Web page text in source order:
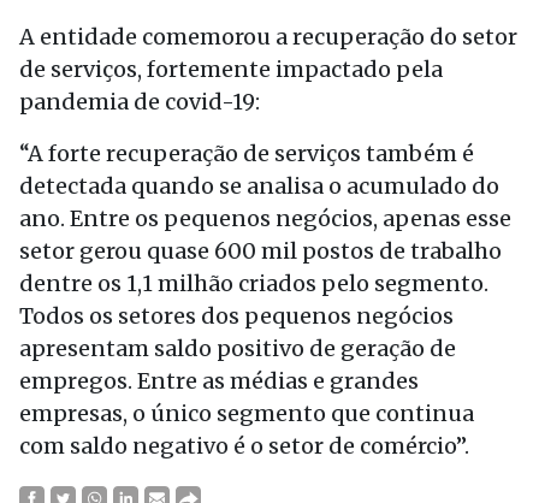
A entidade comemorou a recuperação do setor
de serviços, fortemente impactado pela
pandemia de covid-19:
“A forte recuperação de serviços também é
detectada quando se analisa o acumulado do
ano. Entre os pequenos negócios, apenas esse
setor gerou quase 600 mil postos de trabalho
dentre os 1,1 milhão criados pelo segmento.
Todos os setores dos pequenos negócios
apresentam saldo positivo de geração de
empregos. Entre as médias e grandes
empresas, o único segmento que continua
com saldo negativo é o setor de comércio”.